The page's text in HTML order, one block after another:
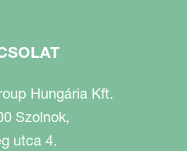
Hungária Kft.
Szolnok,
utca 4.